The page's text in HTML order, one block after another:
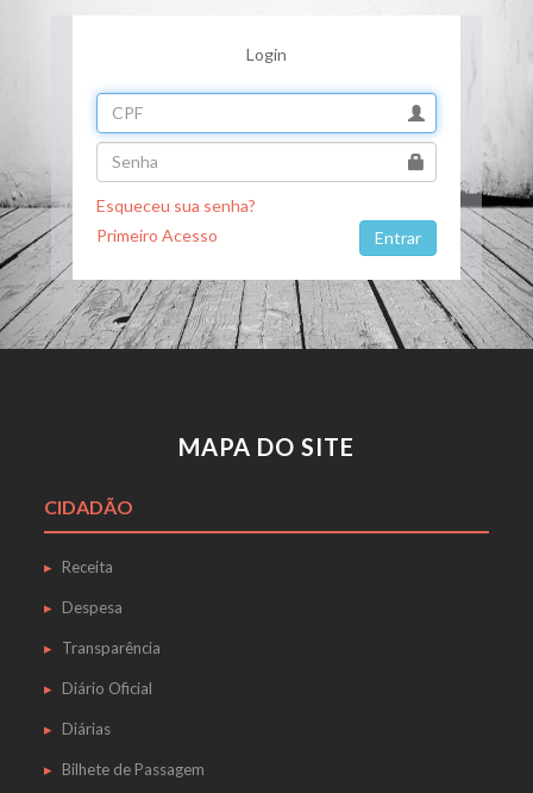
Login
Esqueceu sua senha?
Primeiro Acesso
MAPA DO SITE
CIDADÃO
Receita
Despesa
Transparência
Diário Oficial
Diárias
Bilhete de Passagem